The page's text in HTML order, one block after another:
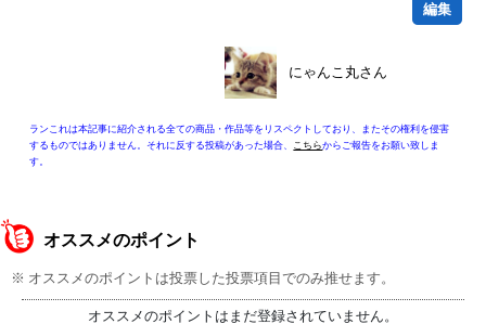
編集
にゃんこ丸さん
ランこれは本記事に紹介される全ての商品・作品等をリスペクトしており、またその権利を侵害
するものではありません。それに反する投稿があった場合、 こちらからご報告をお願い致しま
す。
オススメのポイント
※ オススメのポイントは投票した投票項目でのみ推せます。
オススメのポイントはまだ登録されていません。